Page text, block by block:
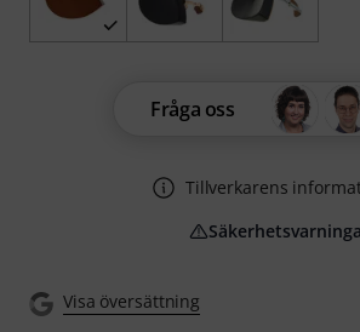
Visa översättning
Fråga oss
Tillverkarens